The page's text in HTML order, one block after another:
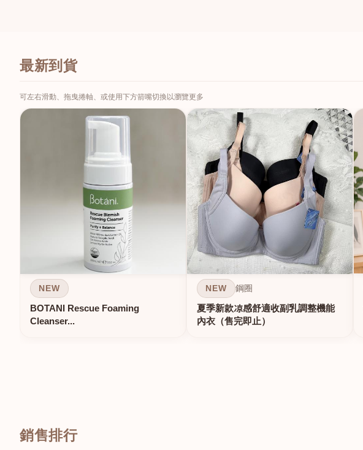
最新到貨
可左右滑動、拖曳捲軸、或使用下方箭嘴切換以瀏覽更多
NEW
BOTANI Rescue Foaming
Cleanser...
NEW 鋼圈
夏季新款凉感舒適收副乳調整機能
內衣（售完即止）
銷售排行